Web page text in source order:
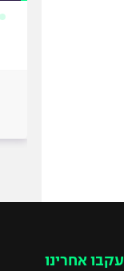
עקבו אחרינו